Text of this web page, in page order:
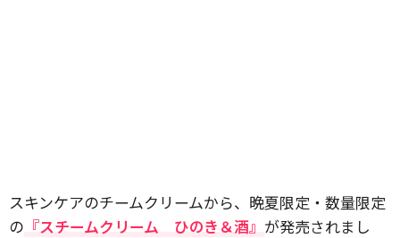
スキンケアのチームクリームから、晩夏限定・数量限定
の 『スチームクリーム ひのき＆酒』 が発売されまし